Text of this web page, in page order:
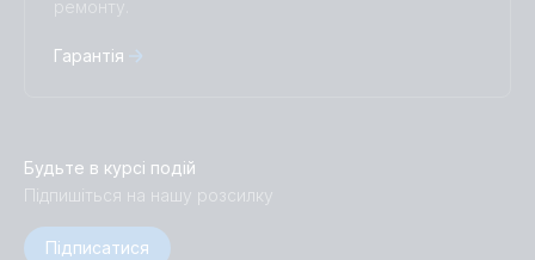
ремонту.
Гарантія
Будьте в курсі подій
Підпишіться на нашу розсилку
Підписатися